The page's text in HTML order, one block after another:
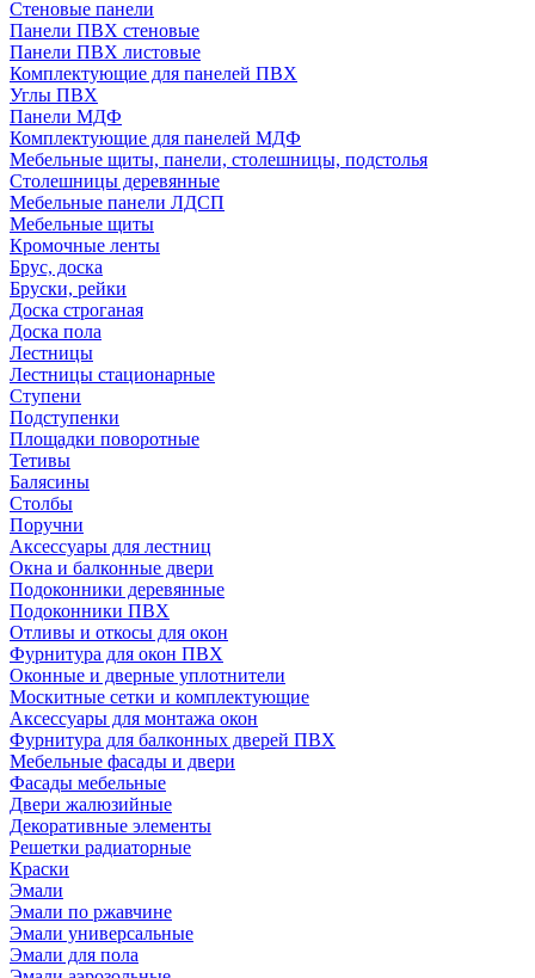
Стеновые панели
Панели ПВХ стеновые
Панели ПВХ листовые
Комплектующие для панелей ПВХ
Углы ПВХ
Панели МДФ
Комплектующие для панелей МДФ
Мебельные щиты, панели, столешницы, подстолья
Столешницы деревянные
Мебельные панели ЛДСП
Мебельные щиты
Кромочные ленты
Брус, доска
Бруски, рейки
Доска строганая
Доска пола
Лестницы
Лестницы стационарные
Ступени
Подступенки
Площадки поворотные
Тетивы
Балясины
Столбы
Поручни
Аксессуары для лестниц
Окна и балконные двери
Подоконники деревянные
Подоконники ПВХ
Отливы и откосы для окон
Фурнитура для окон ПВХ
Оконные и дверные уплотнители
Москитные сетки и комплектующие
Аксессуары для монтажа окон
Фурнитура для балконных дверей ПВХ
Мебельные фасады и двери
Фасады мебельные
Двери жалюзийные
Декоративные элементы
Решетки радиаторные
Краски
Эмали
Эмали по ржавчине
Эмали универсальные
Эмали для пола